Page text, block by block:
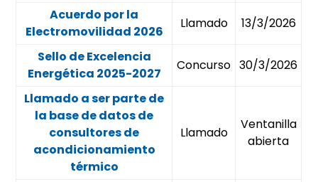
Acuerdo por la
Electromovilidad 2026
Llamado 13/3/2026
Sello de Excelencia
Energética 2025-2027
Concurso 30/3/2026
Llamado a ser parte de
la base de datos de
consultores de
acondicionamiento
térmico
Llamado
Ventanilla
abierta